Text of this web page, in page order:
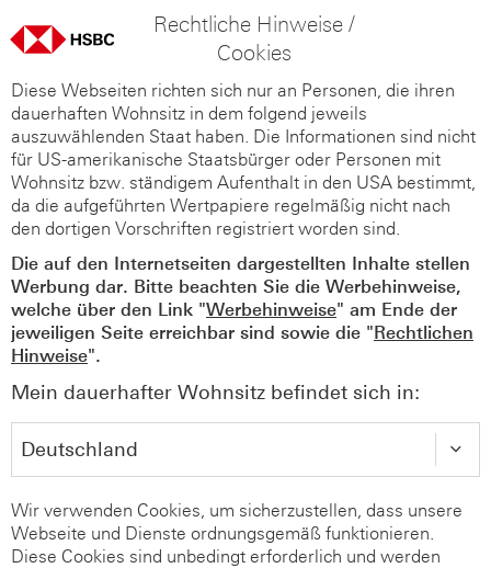
Rechtliche Hinweise /
Cookies
Diese Webseiten richten sich nur an Personen, die ihren
dauerhaften Wohnsitz in dem folgend jeweils
auszuwählenden Staat haben. Die Informationen sind nicht
für US-amerikanische Staatsbürger oder Personen mit
Wohnsitz bzw. ständigem Aufenthalt in den USA bestimmt,
da die aufgeführten Wertpapiere regelmäßig nicht nach
den dortigen Vorschriften registriert worden sind.
Die auf den Internetseiten dargestellten Inhalte stellen
Werbung dar. Bitte beachten Sie die Werbehinweise,
welche über den Link "Werbehinweise" am Ende der
jeweiligen Seite erreichbar sind sowie die "Rechtlichen
Hinweise".
Mein dauerhafter Wohnsitz befindet sich in:
Wir verwenden Cookies, um sicherzustellen, dass unsere
Webseite und Dienste ordnungsgemäß funktionieren.
Diese Cookies sind unbedingt erforderlich und werden